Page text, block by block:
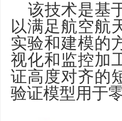
该技术是基
以满足航空航
实验和建模的
视化和监控加
证高度对齐的
验证模型用于